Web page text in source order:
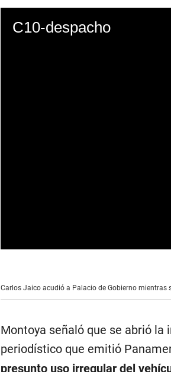
C10-despacho
o
n
o
0
s
e
Carlos Jaico acudió a Palacio de Gobierno mientras
Montoya señaló que se abrió
periodístico que emitió
presunto uso irregular del